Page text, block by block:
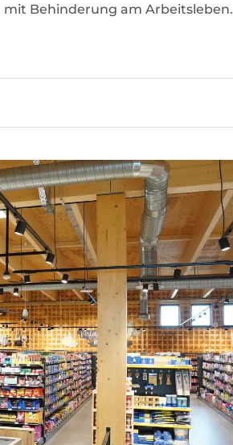
Behinderung am Arbeitsleben.